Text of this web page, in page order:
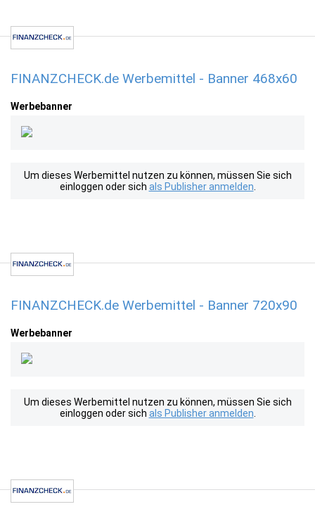
FINANZCHECK.de Werbemittel - Banner 468x60
Werbebanner
Um dieses Werbemittel nutzen zu können, müssen Sie sich
einloggen oder sich als Publisher anmelden
FINANZCHECK.de Werbemittel - Banner 720x90
Werbebanner
Um dieses Werbemittel nutzen zu können, müssen Sie sich
einloggen oder sich als Publisher anmelden